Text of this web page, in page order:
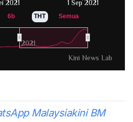
Malaysiakini BM